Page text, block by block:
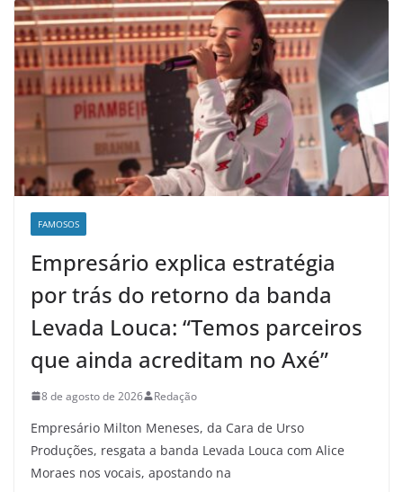
FAMOSOS
Empresário explica estratégia
por trás do retorno da banda
Levada Louca: “Temos parceiros
que ainda acreditam no Axé”
8 de agosto de 2026 Redação
Empresário Milton Meneses, da Cara de Urso
Produções, resgata a banda Levada Louca com Alice
Moraes nos vocais, apostando na